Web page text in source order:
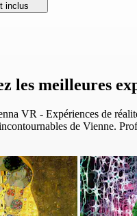
inclus
les meilleures
VR - Expériences de
de Vienne.